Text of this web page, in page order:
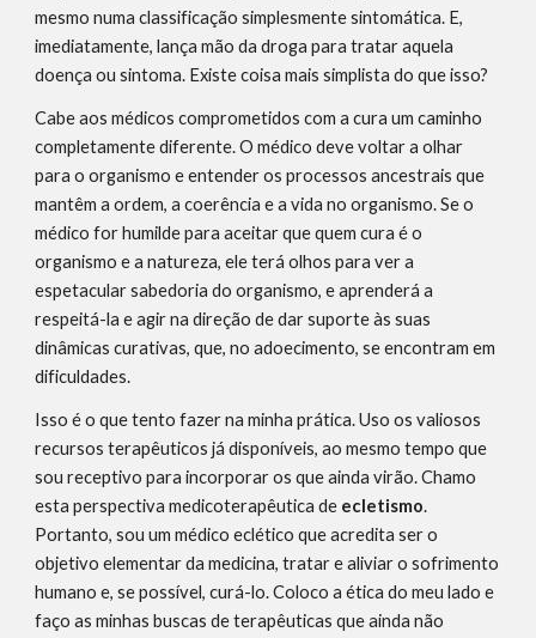
mesmo numa classificação simplesmente sintomática. E,
imediatamente, lança mão da droga para tratar aquela
doença ou sintoma. Existe coisa mais simplista do que isso?
Cabe aos médicos comprometidos com a cura um caminho
completamente diferente. O médico deve voltar a olhar
para o organismo e entender os processos ancestrais que
mantêm a ordem, a coerência e a vida no organismo. Se o
médico for humilde para aceitar que quem cura é o
organismo e a natureza, ele terá olhos para ver a
espetacular sabedoria do organismo, e aprenderá a
respeitá-la e agir na direção de dar suporte às suas
dinâmicas curativas, que, no adoecimento, se encontram em
dificuldades.
Isso é o que tento fazer na minha prática. Uso os valiosos
recursos terapêuticos já disponíveis, ao mesmo tempo que
sou receptivo para incorporar os que ainda virão. Chamo
esta perspectiva medicoterapêutica de ecletismo.
Portanto, sou um médico eclético que acredita ser o
objetivo elementar da medicina, tratar e aliviar o sofrimento
humano e, se possível, curá-lo. Coloco a ética do meu lado e
faço as minhas buscas de terapêuticas que ainda não